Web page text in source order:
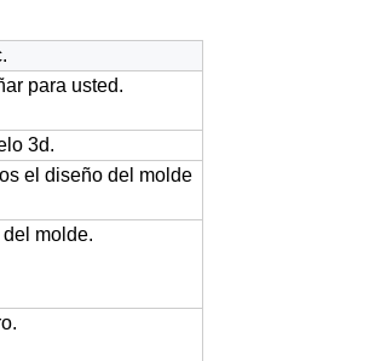
para usted.
3d.
el diseño del molde
molde.